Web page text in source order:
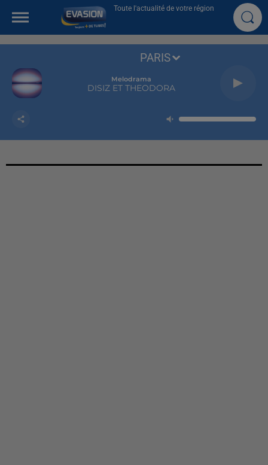
Toute l'actualité de votre région
Melodrama
DISIZ ET THEODORA
PARIS